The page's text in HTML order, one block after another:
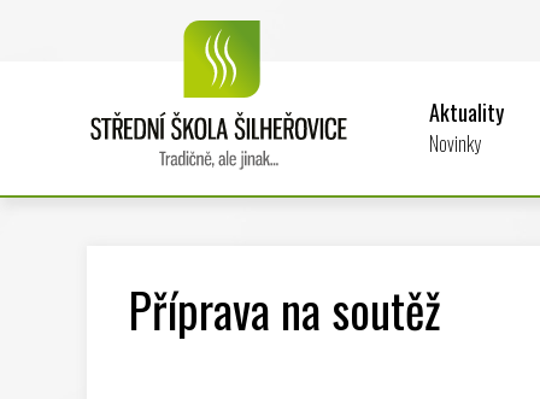
Aktuality
Novinky
Příprava na soutěž